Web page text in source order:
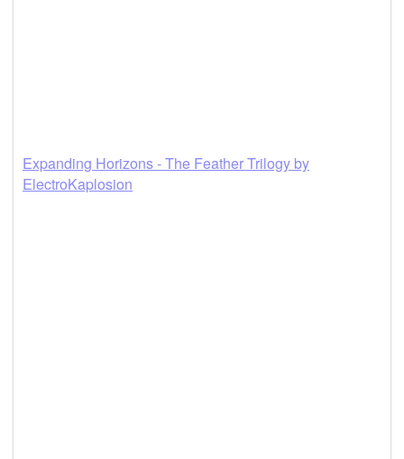
Expanding Horizons - The Feather Trilogy by
ElectroKaplosion